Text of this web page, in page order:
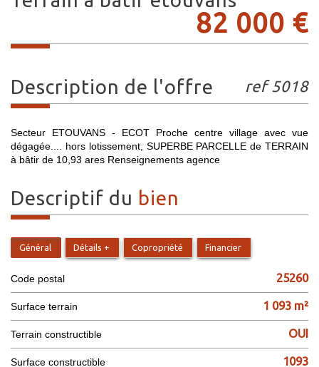
82 000 €
description de l'offre ref 5018
Secteur ETOUVANS - ECOT Proche centre village avec vue
dégagée.... hors lotissement, SUPERBE PARCELLE de TERRAIN
à bâtir de 10,93 ares Renseignements agence
descriptif du bien
Général Détails + Copropriété Financier
Code postal 25260
surface terrain 1 093 m²
Terrain constructible OUI
Surface constructible 1093